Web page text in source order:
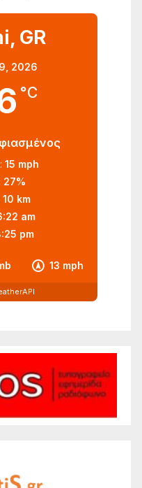
GR
2026
°C
13 mph
15 mph
27%
10 km
am
pm